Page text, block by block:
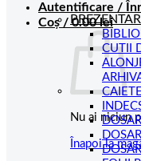
Autentificare /
Coș /0.00lei
Nu ai niciun
Înapoi la
CUTII